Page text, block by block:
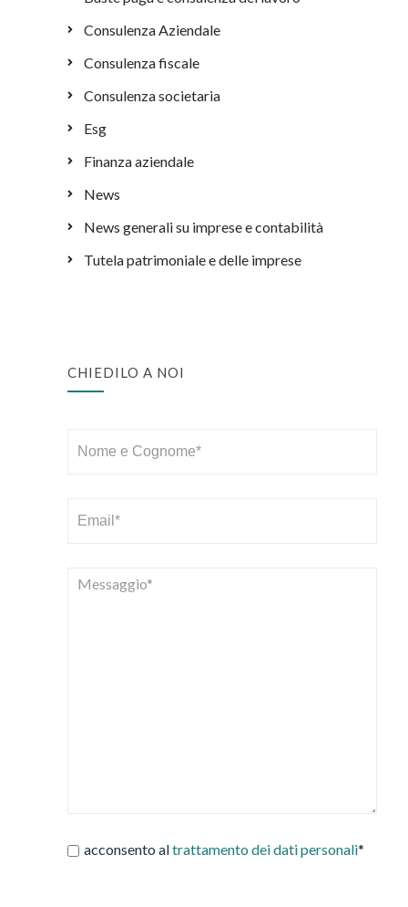
Consulenza Aziendale
Consulenza fiscale
Consulenza societaria
Esg
Finanza aziendale
News
News generali su imprese e contabilità
Tutela patrimoniale e delle imprese
CHIEDILO A NOI
acconsento altrattamento dei dati personali*